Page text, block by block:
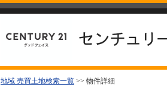
地域 売買土地検索一覧 >> 物件詳細